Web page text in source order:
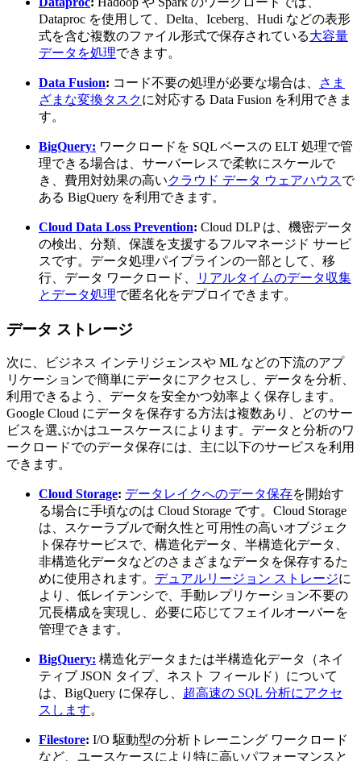
Dataproc を使用して、Delta、Iceberg、Hudi などの表形
式を含む複数のファイル形式で保存されている大容量
データを処理できます。
Data Fusion: コード不要の処理が必要な場合は、
さま
ざまな変換タスクに対応する Data Fusion を利用できま
す。
BigQuery: ワークロードを SQL ベースの ELT 処理で管
理できる場合は、サーバーレスで柔軟にスケールで
き、費用対効果の高いクラウド データ ウェアハウスで
ある BigQuery を利用できます。
Cloud Data Loss Prevention: Cloud DLP は、機密データ
の検出、分類、保護を支援するフルマネージド サービ
スです。データ処理パイプラインの一部として、移
行、データ ワークロード、
リアルタイムのデータ収集
とデータ処理で匿名化をデプロイできます。
データ ストレージ
次に、ビジネス インテリジェンスや ML などの下流のアプ
リケーションで簡単にデータにアクセスし、データを分析、
利用できるよう、データを安全かつ効率よく保存します。
Google Cloud にデータを保存する方法は複数あり、どのサー
ビスを選ぶかはユースケースによります。データと分析のワ
ークロードでのデータ保存には、主に以下のサービスを利用
できます。
Cloud Storage: データレイクへのデータ保存を開始す
る場合に手頃なのは Cloud Storage です。Cloud Storage
は、スケーラブルで耐久性と可用性の高いオブジェク
ト保存サービスで、構造化データ、半構造化データ、
非構造化データなどのさまざまなデータを保存するた
めに使用されます。 デュアルリージョン ストレージに
より、低レイテンシで、手動レプリケーション不要の
冗長構成を実現し、必要に応じてフェイルオーバーを
管理できます。
BigQuery: 構造化データまたは半構造化データ（ネイ
ティブ JSON タイプ、ネスト フィールド）について
は、BigQuery に保存し、 超高速の SQL 分析にアクセ
スします。
Filestore: I/O 駆動型の分析トレーニング ワークロード
など、ユースケースにより特に高いパフォーマンスと